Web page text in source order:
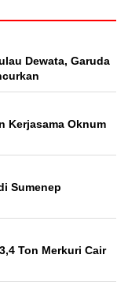
Dewata, Garuda
Kerjasama Oknum
Sumenep
Ton Merkuri Cair